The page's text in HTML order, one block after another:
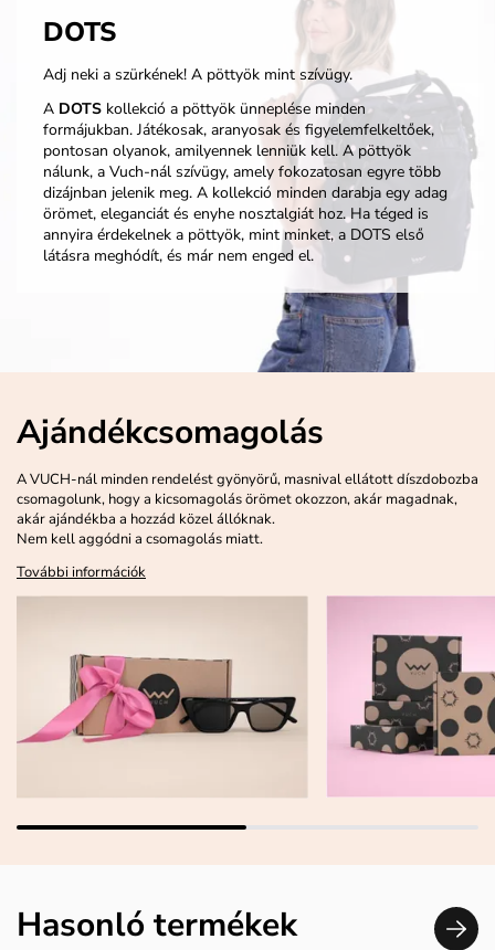
DOTS
Adj neki a szürkének! A pöttyök mint szívügy.
A DOTSkollekció a pöttyök ünneplése minden
formájukban. Játékosak, aranyosak és figyelemfelkeltőek,
pontosan olyanok, amilyennek lenniük kell. A pöttyök
nálunk, a Vuch-nál szívügy, amely fokozatosan egyre több
dizájnban jelenik meg. A kollekció minden darabja egy adag
örömet, eleganciát és enyhe nosztalgiát hoz. Ha téged is
annyira érdekelnek a pöttyök, mint minket, a DOTS első
látásra meghódít, és már nem enged el.
Ajándékcsomagolás
A VUCH-nál minden rendelést gyönyörű, masnival ellátott díszdobozba
csomagolunk, hogy a kicsomagolás örömet okozzon, akár magadnak,
akár ajándékba a hozzád közel állóknak.
Nem kell aggódni a csomagolás miatt.
További információk
Hasonló termékek